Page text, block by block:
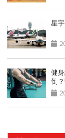
星
健
倒
跡象